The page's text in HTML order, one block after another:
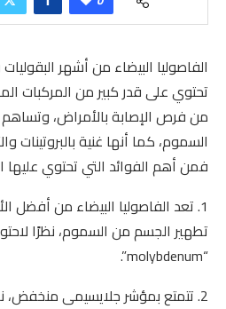
الفاصوليا البيضاء من أشهر
تحتوي على قدر كبير من المركبات
من فرص الإصابة بالأمراض،
السموم، كما أنها غنية بالبروتينات
فمن أهم الفوائد التي تحتوي عليها
1. تعد الفاصوليا البيضاء من
تطهير الجسم من السموم، نظرًا
“molybdenum”.
2. تتمتع بمؤشر جلايسيمى منخفض،